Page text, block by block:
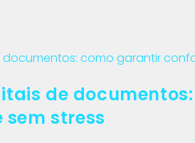
de
stress